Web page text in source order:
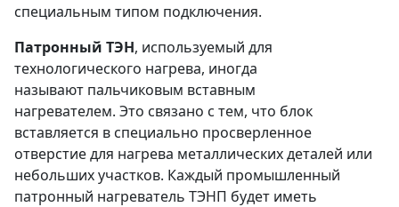
специальным типом подключения.
Патронный ТЭН, используемый для
технологического нагрева, иногда
называют пальчиковым вставным
нагревателем. Это связано с тем, что блок
вставляется в специально просверленное
отверстие для нагрева металлических деталей или
небольших участков. Каждый промышленный
патронный нагреватель ТЭНП будет иметь